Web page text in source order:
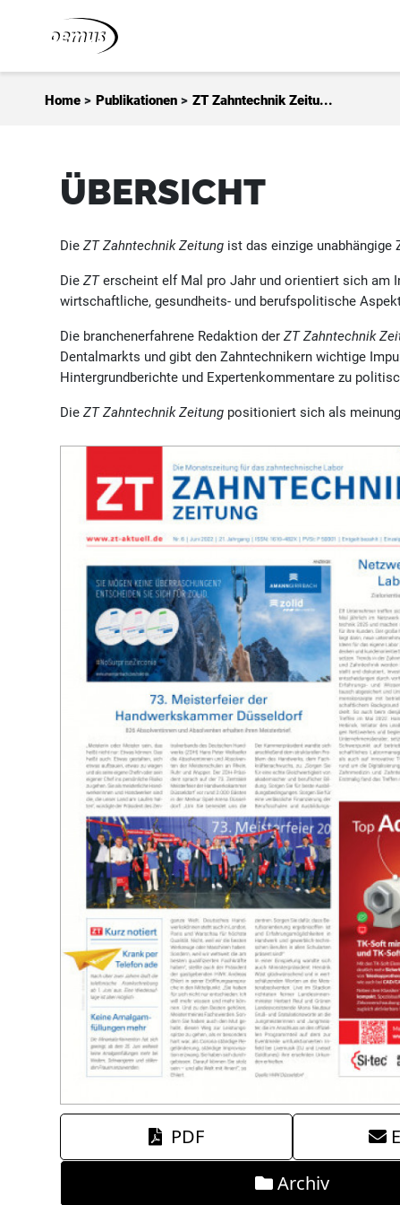
Home > Publikationen > ZT Zahntechnik Zeitu...
ÜBERSICHT
DieZT Zahntechnik Zeitung ist das einzige
DieZTerscheint elf Mal pro Jahr und orientiert sich am
wirtschaftliche, gesundheits- und berufspolitische
Die branchenerfahrene Redaktion derZT Zahntechnik
Dentalmarkts und gibt den Zahntechnikern wichtige
Hintergrundberichte und Expertenkommentare zu
DieZT Zahntechnik Zeitung positioniert sich als
PDF
Archiv